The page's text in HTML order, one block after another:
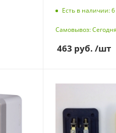
Есть в наличии: 6
Самовывоз: Сегодня
463 руб. /шт